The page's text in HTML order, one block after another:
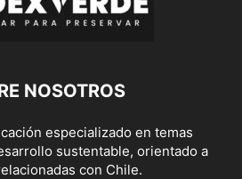
NOSOTROS
especializado en temas
sustentable, orientado a
con Chile.